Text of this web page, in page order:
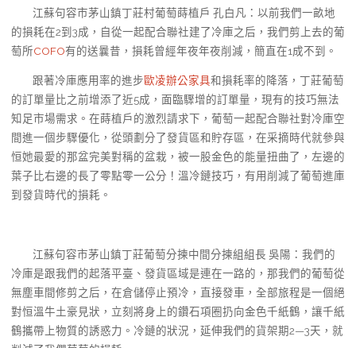
江蘇句容市茅山鎮丁莊村葡萄蒔植戶 孔白凡：以前我們一畝地
的損耗在2到3成，自從一起配合聯社建了冷庫之后，我們剪上去的葡
萄所COFO有的送曩昔，損耗曾經年夜年夜削減，簡直在1成不到。
跟著冷庫應用率的進步歐凌辦公家具和損耗率的降落，丁莊葡萄
的訂單量比之前增添了近5成，面臨驟增的訂單量，現有的技巧無法
知足市場需求。在蒔植戶的激烈請求下，葡萄一起配合聯社對冷庫空
間進一個步驟優化，從頭劃分了發貨區和貯存區，在采摘時代就參與
恒她最愛的那盆完美對稱的盆栽，被一股金色的能量扭曲了，左邊的
葉子比右邊的長了零點零一公分！溫冷鏈技巧，有用削減了葡萄進庫
到發貨時代的損耗。
江蘇句容市茅山鎮丁莊葡萄分揀中間分揀組組長 吳陽：我們的
冷庫是跟我們的起落平臺、發貨區域是連在一路的，那我們的葡萄從
無塵車間修剪之后，在倉儲停止預冷，直接發車，全部旅程是一個絕
對恒溫牛土豪見狀，立刻將身上的鑽石項圈扔向金色千紙鶴，讓千紙
鶴攜帶上物質的誘惑力。冷鏈的狀況，延伸我們的貨架期2—3天，就